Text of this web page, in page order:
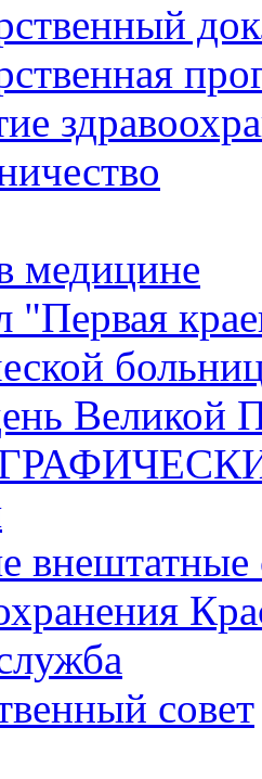
медицине
Великой
внештатные
совет